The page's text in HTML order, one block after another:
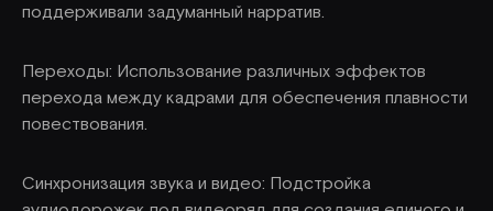
поддерживали задуманный нарратив.
Переходы: Использование различных эффектов
перехода между кадрами для обеспечения плавности
повествования.
Синхронизация звука и видео: Подстройка